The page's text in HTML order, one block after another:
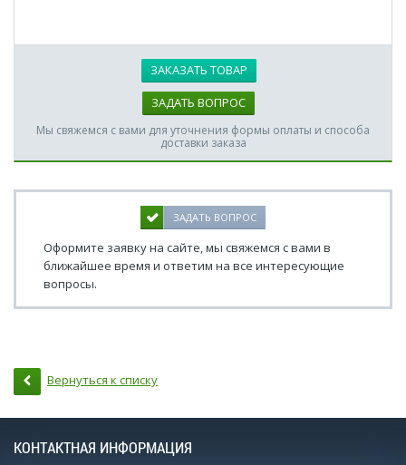
ЗАКАЗАТЬ ТОВАР
ЗАДАТЬ ВОПРОС
Мы свяжемся с вами для уточнения формы оплаты и способа
доставки заказа
ЗАДАТЬ ВОПРОС
Оформите заявку на сайте, мы свяжемся с вами в
ближайшее время и ответим на все интересующие
вопросы.
Вернуться к списку
КОНТАКТНАЯ ИНФОРМАЦИЯ